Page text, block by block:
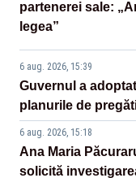
partenerei sale:
legea”
6 aug. 2026, 15:39
Guvernul a
planurile de
6 aug. 2026, 15:18
Ana Maria
solicită